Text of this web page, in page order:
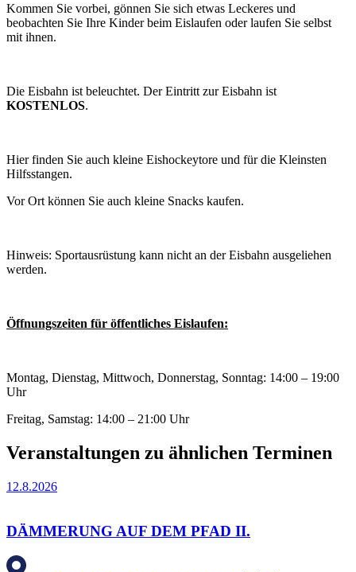
Kommen Sie vorbei, gönnen Sie sich etwas Leckeres und
beobachten Sie Ihre Kinder beim Eislaufen oder laufen Sie selbst
mit ihnen.
Die Eisbahn ist beleuchtet. Der Eintritt zur Eisbahn ist
KOSTENLOS.
Hier finden Sie auch kleine Eishockeytore und für die Kleinsten
Hilfsstangen.
Vor Ort können Sie auch kleine Snacks kaufen.
Hinweis: Sportausrüstung kann nicht an der Eisbahn ausgeliehen
werden.
Öffnungszeiten für öffentliches Eislaufen:
Montag, Dienstag, Mittwoch, Donnerstag, Sonntag: 14:00 – 19:00
Uhr
Freitag, Samstag: 14:00 – 21:00 Uhr
Veranstaltungen zu ähnlichen Terminen
12.8.2026
DÄMMERUNG AUF DEM PFAD II.